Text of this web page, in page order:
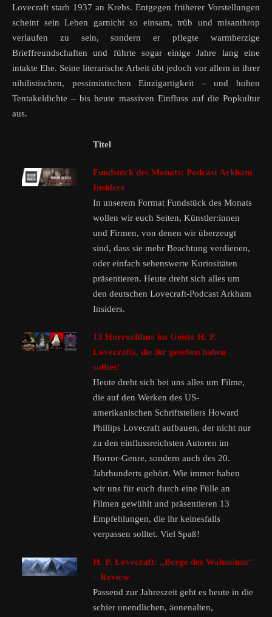
Lovecraft starb 1937 an Krebs. Entgegen früherer Vorstellungen
scheint sein Leben garnicht so einsam, trüb und misanthrop
verlaufen zu sein, sondern er pflegte warmherzige
Brieffreundschaften und führte sogar einige Jahre lang eine
intakte Ehe. Seine literarische Arbeit übt jedoch vor allem in ihrer
nihilistischen, pessimistischen Einzigartigkeit – und hohen
Tentakeldichte – bis heute massiven Einfluss auf die Popkultur
aus.
Titel
Fundstück des Monats: Podcast Arkham
Insiders
In unserem Format Fundstück des Monats
wollen wir euch Seiten, Künstler:innen
und Firmen, von denen wir überzeugt
sind, dass sie mehr Beachtung verdienen,
oder einfach sehenswerte Kuriositäten
präsentieren. Heute dreht sich alles um
den deutschen Lovecraft-Podcast Arkham
Insiders.
13 Horrorfilme im Geiste H. P.
Lovecrafts, die ihr gesehen haben
solltet!
Heute dreht sich bei uns alles um Filme,
die auf den Werken des US-
amerikanischen Schriftstellers Howard
Phillips Lovecraft aufbauen, der nicht nur
zu den einflussreichsten Autoren im
Horror-Genre, sondern auch des 20.
Jahrhunderts gehört. Wie immer haben
wir uns für euch durch eine Fülle an
Filmen gewühlt und präsentieren 13
Empfehlungen, die ihr keinesfalls
verpassen solltet. Viel Spaß!
H. P. Lovecraft: „Berge des Wahnsinns“
– Review
Passend zur Jahreszeit geht es heute in die
schier unendlichen, äonenalten,